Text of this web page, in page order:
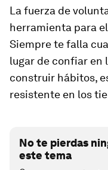
La fuerza de
herramienta para
Siempre te falla
lugar de confiar en
construir hábitos,
resistente en los
No te pierdas
este tema